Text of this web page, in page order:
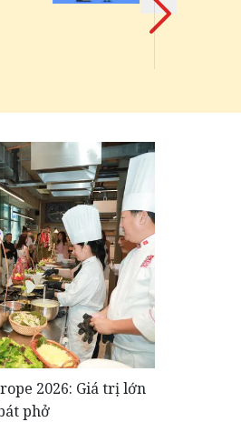
Tobaco'
2026: Giá trị lớn
phở